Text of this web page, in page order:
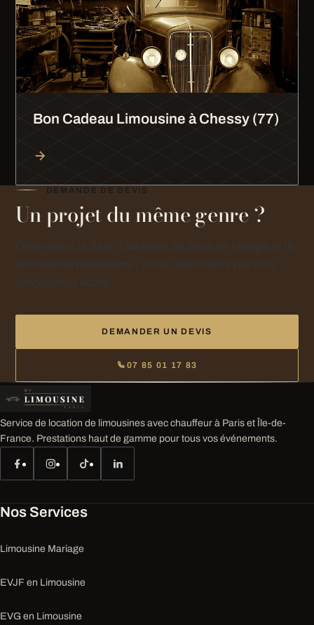
Bon Cadeau Limousine à Chessy (77)
DEMANDE DE DEVIS
Un projet du même genre ?
DEMANDER UN DEVIS
07 85 01 17 83
Service de location de limousines avec chauffeur à Paris et Île-de-
France. Prestations haut de gamme pour tous vos événements.
Nos Services
Limousine Mariage
EVJF en Limousine
EVG en Limousine